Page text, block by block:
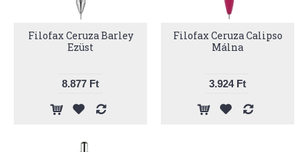
Filofax Ceruza Barley
Ezüst
8.877 Ft
Filofax Ceruza Calipso
Málna
3.924 Ft